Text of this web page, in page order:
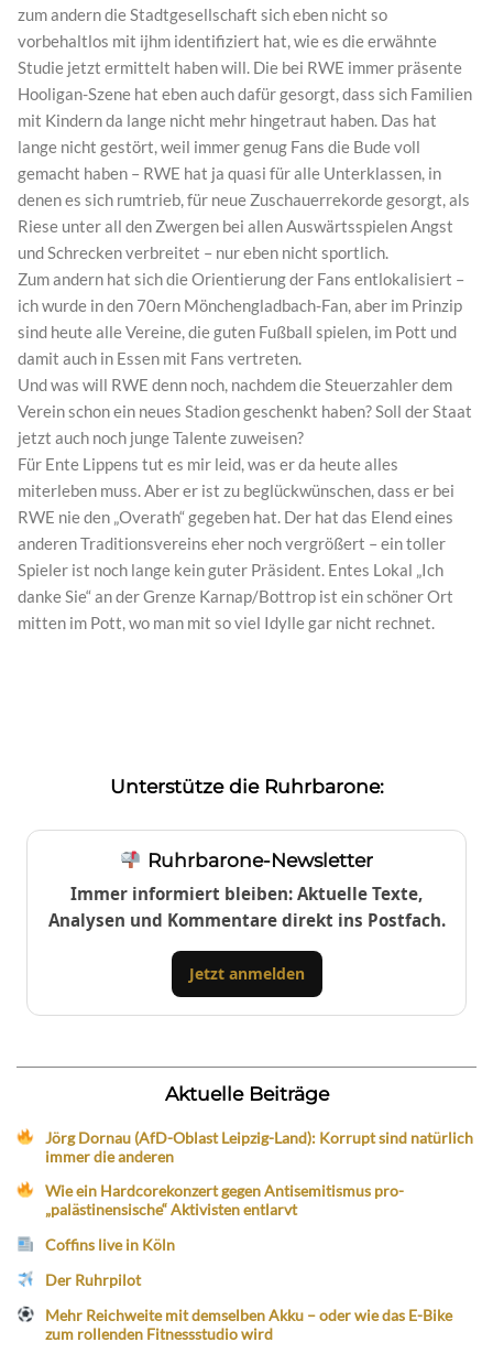
zum andern die Stadtgesellschaft sich eben nicht so
vorbehaltlos mit ijhm identifiziert hat, wie es die erwähnte
Studie jetzt ermittelt haben will. Die bei RWE immer präsente
Hooligan-Szene hat eben auch dafür gesorgt, dass sich Familien
mit Kindern da lange nicht mehr hingetraut haben. Das hat
lange nicht gestört, weil immer genug Fans die Bude voll
gemacht haben – RWE hat ja quasi für alle Unterklassen, in
denen es sich rumtrieb, für neue Zuschauerrekorde gesorgt, als
Riese unter all den Zwergen bei allen Auswärtsspielen Angst
und Schrecken verbreitet – nur eben nicht sportlich.
Zum andern hat sich die Orientierung der Fans entlokalisiert –
ich wurde in den 70ern Mönchengladbach-Fan, aber im Prinzip
sind heute alle Vereine, die guten Fußball spielen, im Pott und
damit auch in Essen mit Fans vertreten.
Und was will RWE denn noch, nachdem die Steuerzahler dem
Verein schon ein neues Stadion geschenkt haben? Soll der Staat
jetzt auch noch junge Talente zuweisen?
Für Ente Lippens tut es mir leid, was er da heute alles
miterleben muss. Aber er ist zu beglückwünschen, dass er bei
RWE nie den „Overath“ gegeben hat. Der hat das Elend eines
anderen Traditionsvereins eher noch vergrößert – ein toller
Spieler ist noch lange kein guter Präsident. Entes Lokal „Ich
danke Sie“ an der Grenze Karnap/Bottrop ist ein schöner Ort
mitten im Pott, wo man mit so viel Idylle gar nicht rechnet.
Unterstütze die Ruhrbarone:
Ruhrbarone-Newsletter
Immer informiert bleiben: Aktuelle Texte,
Analysen und Kommentare direkt ins Postfach.
Jetzt anmelden
Aktuelle Beiträge
Jörg Dornau (AfD-Oblast Leipzig-Land): Korrupt sind natürlich
immer die anderen
Wie ein Hardcorekonzert gegen Antisemitismus pro-
„palästinensische“ Aktivisten entlarvt
Coffins live in Köln
Der Ruhrpilot
Mehr Reichweite mit demselben Akku – oder wie das E-Bike
zum rollenden Fitnessstudio wird